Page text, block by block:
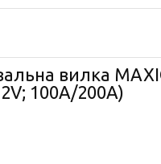
вилка
100A/200A)